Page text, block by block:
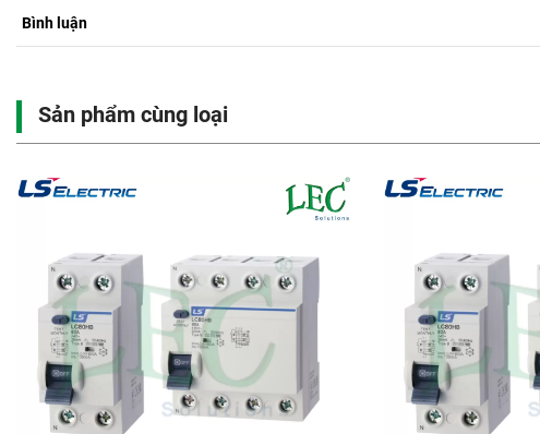
Bình luận
Sản phẩm cùng loại